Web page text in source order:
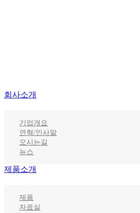
회사소개
기업개요
연혁/인사말
오시는길
뉴스
제품소개
제품
자료실